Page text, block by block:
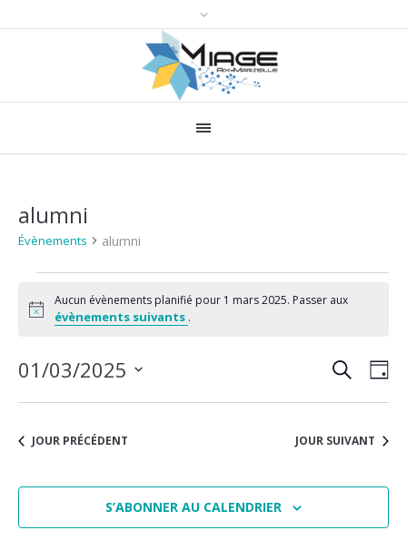
alumni
Évènements alumni
for
mars
2025
Notice
Aucun évènements planifié pour 1 mars 2025. Passer aux
évènements suivants .
et
vues
01/03/2025
date.
JOUR PRÉCÉDENT JOUR SUIVANT
S’ABONNER AU CALENDRIER